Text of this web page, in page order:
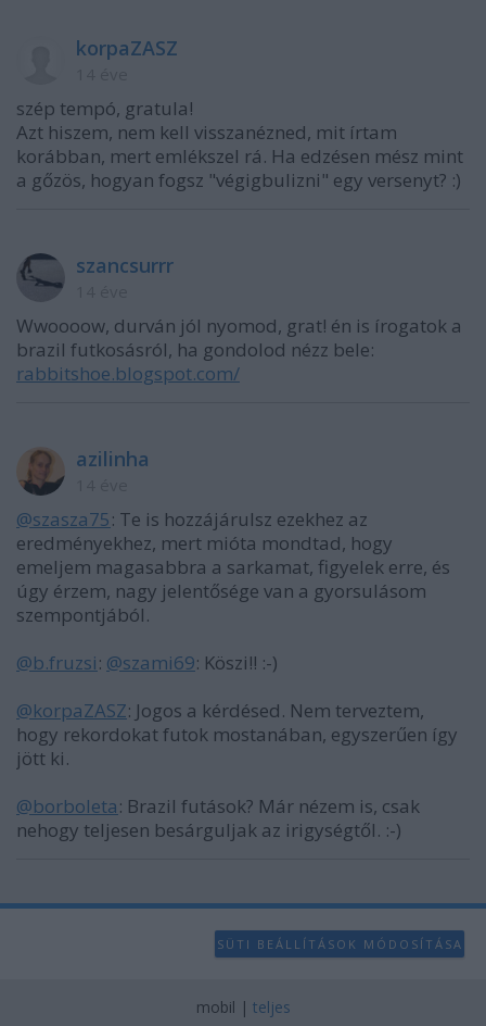
korpaZASZ
szép tempó, gratula!
Azt hiszem, nem kell visszanézned, mit írtam
korábban, mert emlékszel rá. Ha edzésen mész mint
a gőzös, hogyan fogsz "végigbulizni" egy versenyt? :)
szancsurrr
Wwoooow, durván jól nyomod, grat! én is írogatok a
brazil futkosásról, ha gondolod nézz bele:
rabbitshoe.blogspot.com/
azilinha
@szasza75: Te is hozzájárulsz ezekhez az
eredményekhez, mert mióta mondtad, hogy
emeljem magasabbra a sarkamat, figyelek erre, és
úgy érzem, nagy jelentősége van a gyorsulásom
szempontjából.
@b.fruzsi: @szami69: Köszi!! :-)
@korpaZASZ: Jogos a kérdésed. Nem terveztem,
hogy rekordokat futok mostanában, egyszerűen így
jött ki.
@borboleta: Brazil futások? Már nézem is, csak
nehogy teljesen besárguljak az irigységtől. :-)
SÜTI BEÁLLÍTÁSOK MÓDOSÍTÁSA
mobil | teljes